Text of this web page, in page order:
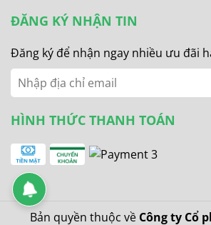
ĐĂNG KÝ NHẬN TIN
Đăng ký để nhận ngay nhiều ưu đãi
HÌNH THỨC THANH TOÁN
Bản quyền thuộc về Công ty Cổ